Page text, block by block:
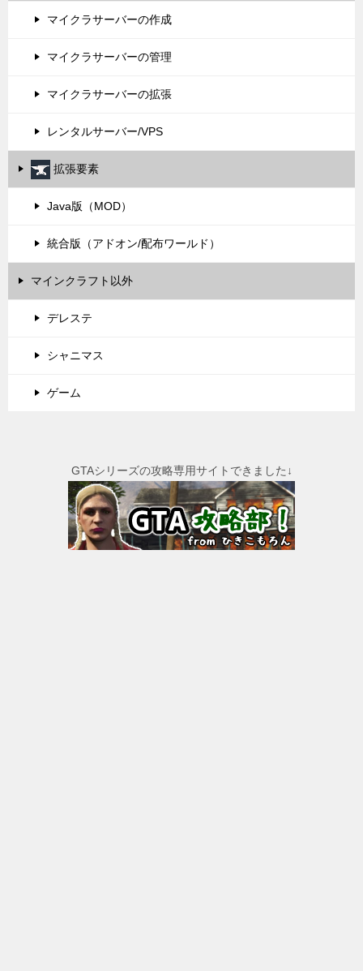
マイクラサーバーの作成
マイクラサーバーの管理
マイクラサーバーの拡張
レンタルサーバー/VPS
拡張要素
Java版（MOD）
統合版（アドオン/配布ワールド）
マインクラフト以外
デレステ
シャニマス
ゲーム
GTAシリーズの攻略専用サイトできました↓